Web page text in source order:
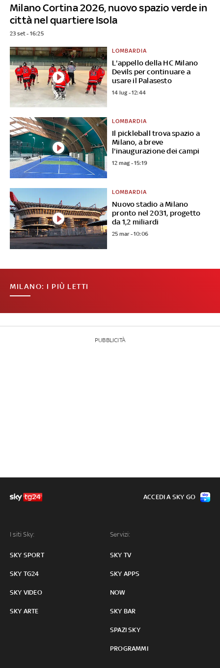
Milano Cortina 2026, nuovo spazio verde in
città nel quartiere Isola
23 set - 16:25
L'appello della HC Milano
Devils per continuare a
usare il Palasesto
LOMBARDIA
14 lug - 12:44
Il pickleball trova spazio a
Milano, a breve
l'inaugurazione dei campi
LOMBARDIA
12 mag - 15:19
Nuovo stadio a Milano
pronto nel 2031, progetto
da 1,2 miliardi
LOMBARDIA
25 mar - 10:06
MILANO: I PIÙ LETTI
PUBBLICITÀ
I siti Sky:
SKY SPORT
SKY TG24
SKY VIDEO
SKY ARTE
Servizi:
SKY TV
SKY APPS
NOW
SKY BAR
SPAZI SKY
PROGRAMMI
ACCEDI A SKY GO